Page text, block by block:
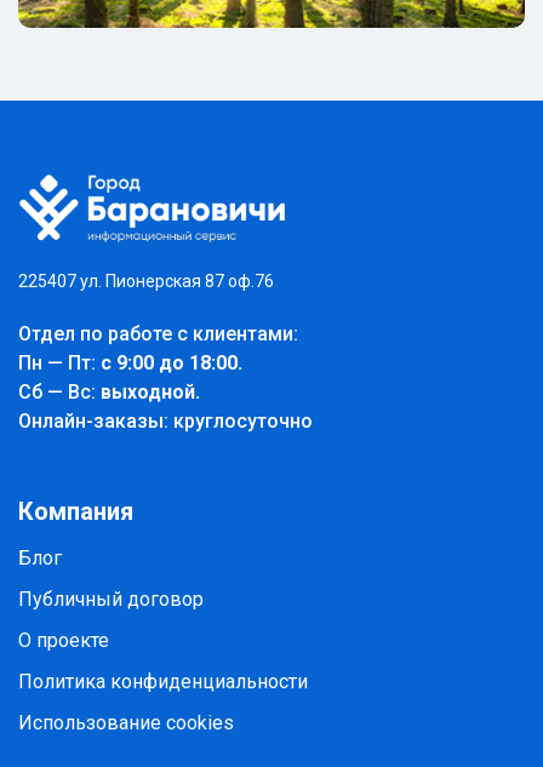
225407 ул. Пионерская 87 оф.76
Отдел по работе с клиентами:
Пн — Пт: с 9:00 до 18:00.
Cб — Вс: выходной.
Онлайн-заказы: круглосуточно
Компания
Блог
Публичный договор
О проекте
Политика конфиденциальности
Использование cookies